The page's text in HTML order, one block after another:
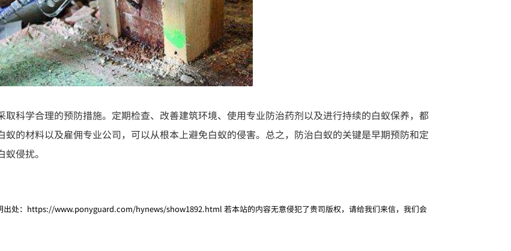
科学合理的预防措施。定期检查、改善建筑环境、使用专业防治药剂以及进行持续的白蚁保养，都
的材料以及雇佣专业公司，可以从根本上避免白蚁的侵害。总之，防治白蚁的关键是早期预防和定
侵扰。
处： https://www.ponyguard.com/hynews/show1892.html 若本站的内容无意侵犯了贵司版权，请给我们来信，我们会